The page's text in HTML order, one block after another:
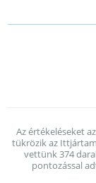
Az értékeléseket
tükrözik az
vettünk 374
pontozással